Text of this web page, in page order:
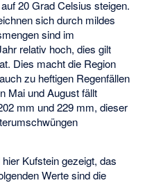
20 Grad Celsius steigen.
sich durch mildes
sind im
relativ hoch, dies gilt
Dies macht die Region
zu heftigen Regenfällen
Mai und August fällt
mm und 229 mm, dieser
Kufstein gezeigt, das
Werte sind die